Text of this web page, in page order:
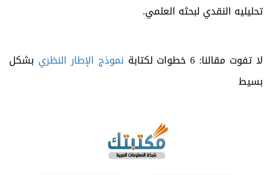
تحليليه النقدي لبحثه العلمي.
لا تفوت مقالنا: 6 خطوات لكتابة نموذج الإطار النظري بشكل
بسيط